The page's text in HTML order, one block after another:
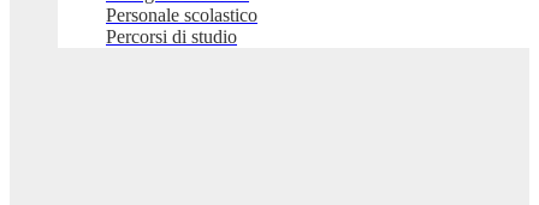
Personale scolastico
Percorsi di studio